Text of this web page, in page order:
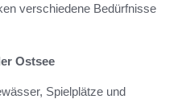
verschiedene Bedürfnisse
Ostsee
Spielplätze und